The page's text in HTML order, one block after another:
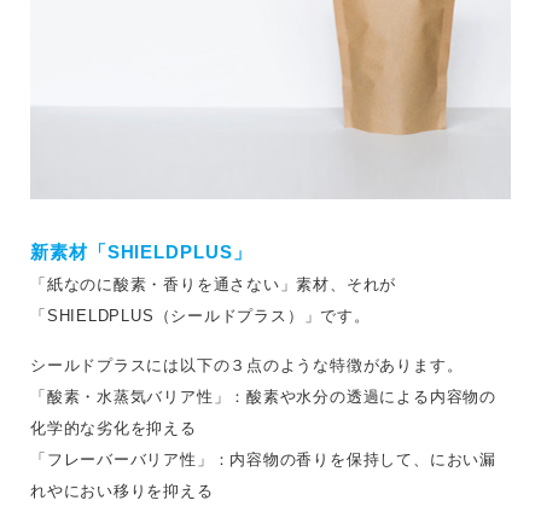
新素材「SHIELDPLUS」
「紙なのに酸素・香りを通さない」素材、それが
「SHIELDPLUS（シールドプラス）」です。
シールドプラスには以下の３点のような特徴があります。
「酸素・水蒸気バリア性」：酸素や水分の透過による内容物の
化学的な劣化を抑える
「フレーバーバリア性」：内容物の香りを保持して、におい漏
れやにおい移りを抑える